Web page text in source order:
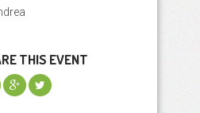
THIS EVENT